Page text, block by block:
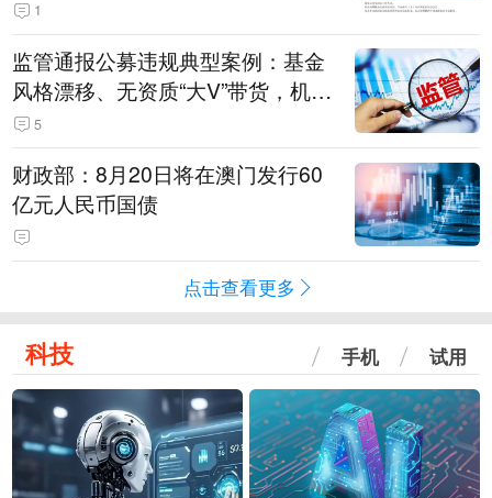
1
监管通报公募违规典型案例：基金
风格漂移、无资质“大V”带货，机构
被暂停新产品注册3个月
5
财政部：8月20日将在澳门发行60
亿元人民币国债
点击查看更多
科技 手机 试用